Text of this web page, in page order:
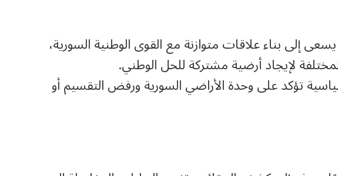
إلى بناء علاقات متوازنة مع القوى الوطنية السورية،
لإيجاد أرضية مشتركة للحل الوطني.
تؤكد على وحدة الأراضي السورية ورفض التقسيم أو